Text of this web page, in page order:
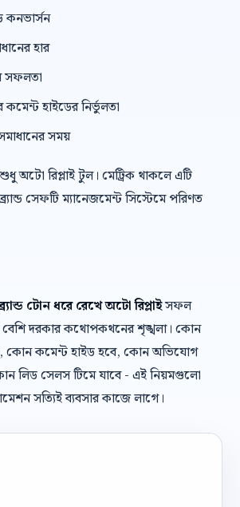
কনভার্সন
হার
সফলতা
কমেন্ট হাইডের নির্ভুলতা
সময়
অটো রিপ্লাই টুল। মেট্রিক থাকলে এটি
সেফটি ম্যানেজমেন্ট সিস্টেমে পরিণত
টোন ধরে রেখে অটো রিপ্লাইসফল
বেশি দরকার কথোপকথনের শৃঙ্খলা। কোন
কোন কমেন্ট হাইড হবে, কোন অভিযোগ
লিড সেলস টিমে যাবে - এই নিয়মগুলো
সত্যিই ব্যবসার কাজে লাগে।